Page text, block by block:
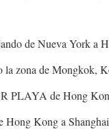
de Nueva York a
la zona de Mongkok,
PLAYA de Hong
Hong Kong a